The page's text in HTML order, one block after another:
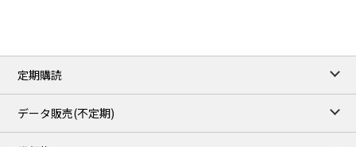
定期購読
データ販売(不定期)